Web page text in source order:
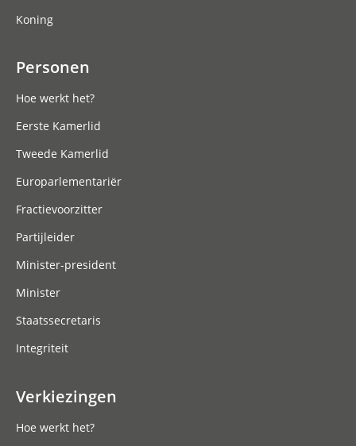
Koning
Personen
Hoe werkt het?
Eerste Kamerlid
Tweede Kamerlid
Europarlementariër
Fractievoorzitter
Partijleider
Minister-president
Minister
Staatssecretaris
Integriteit
Verkiezingen
Hoe werkt het?